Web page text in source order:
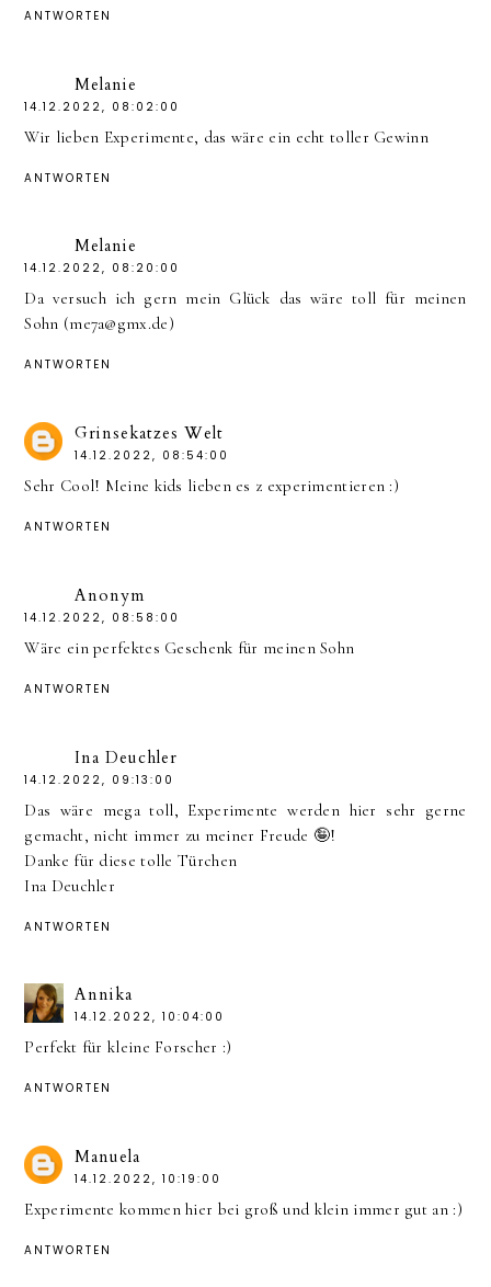
ANTWORTEN
Melanie
14.12.2022, 08:02:00
Wir lieben Experimente, das wäre ein echt toller Gewinn
ANTWORTEN
Melanie
14.12.2022, 08:20:00
Da versuch ich gern mein Glück das wäre toll für meinen
Sohn (me7a@gmx.de)
ANTWORTEN
Grinsekatzes Welt
14.12.2022, 08:54:00
Sehr Cool! Meine kids lieben es z experimentieren :)
ANTWORTEN
Anonym
14.12.2022, 08:58:00
Wäre ein perfektes Geschenk für meinen Sohn
ANTWORTEN
Ina Deuchler
14.12.2022, 09:13:00
Das wäre mega toll, Experimente werden hier sehr gerne
gemacht, nicht immer zu meiner Freude 🤪!
Danke für diese tolle Türchen
Ina Deuchler
ANTWORTEN
Annika
14.12.2022, 10:04:00
Perfekt für kleine Forscher :)
ANTWORTEN
Manuela
14.12.2022, 10:19:00
Experimente kommen hier bei groß und klein immer gut an :)
ANTWORTEN